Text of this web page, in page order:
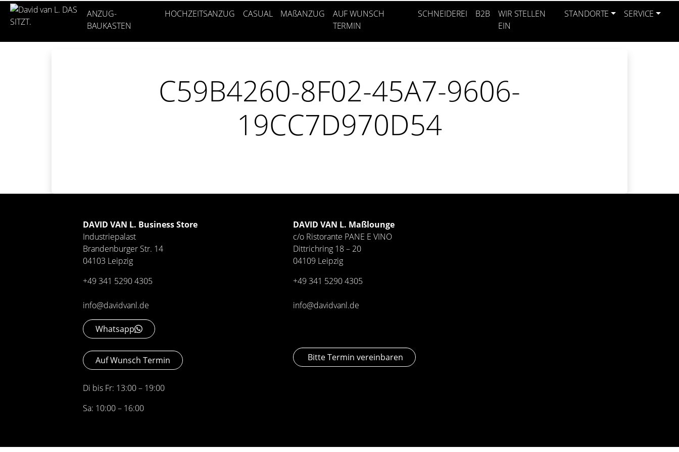
ANZUG-
BAUKASTEN
HOCHZEITSANZUG CASUAL MAßANZUG
AUF WUNSCH
TERMIN
SCHNEIDEREI B2B
WIR STELLEN
EIN
STANDORTE SERVICE
C59B4260-8F02-45A7-9606-
19CC7D970D54
DAVID VAN L. Business Store
Industriepalast
Brandenburger Str. 14
04103 Leipzig
+49 341 5290 4305
info@davidvanl.de
Whatsapp
Auf Wunsch Termin
Di bis Fr: 13:00 – 19:00
Sa: 10:00 – 16:00
DAVID VAN L. Maßlounge
c/o Ristorante PANE E VINO
Dittrichring 18 – 20
04109 Leipzig
+49 341 5290 4305
info@davidvanl.de
Bitte Termin vereinbaren